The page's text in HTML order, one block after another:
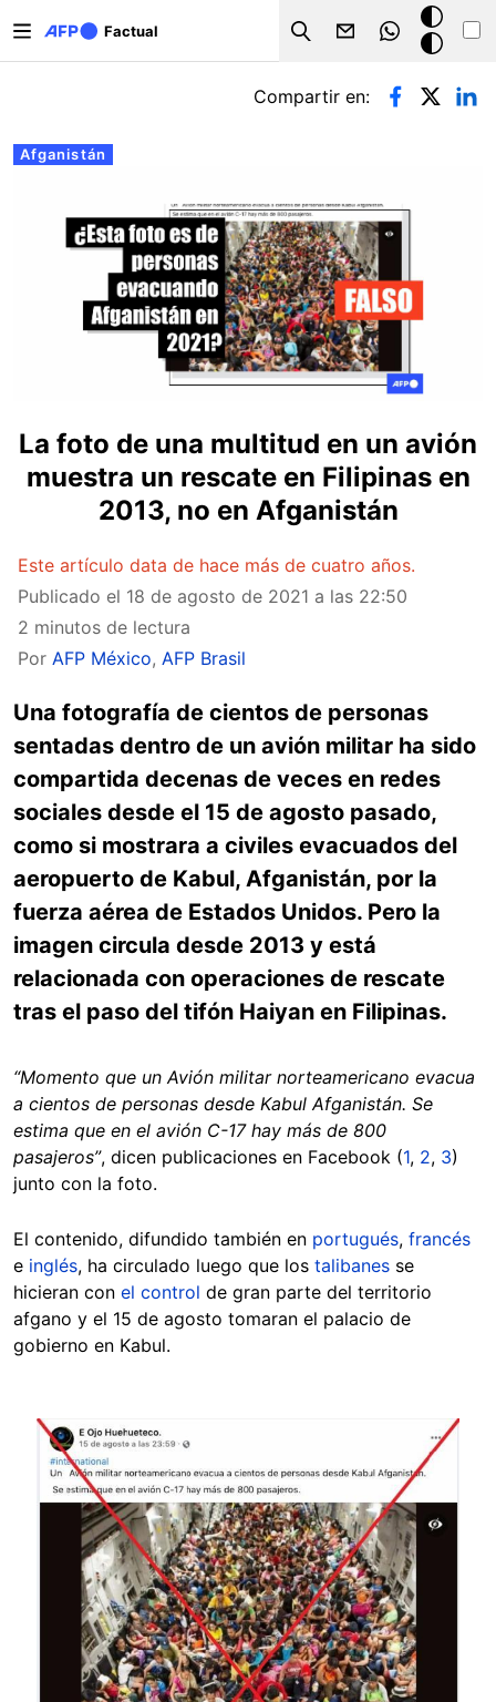
Factual
Search
Modo
oscuro
Solapas principales
Afganistán
Compartir en:
La foto de una multitud en un avión
muestra un rescate en Filipinas en
2013, no en Afganistán
Este artículo data de hace más de cuatro años.
Publicado el 18 de agosto de 2021 a las 22:50
2 minutos de lectura
Por AFP México, AFP Brasil
Una fotografía de cientos de personas
sentadas dentro de un avión militar ha sido
compartida decenas de veces en redes
sociales desde el 15 de agosto pasado,
como si mostrara a civiles evacuados del
aeropuerto de Kabul, Afganistán, por la
fuerza aérea de Estados Unidos. Pero la
imagen circula desde 2013 y está
relacionada con operaciones de rescate
tras el paso del tifón Haiyan en Filipinas.
“Momento que un Avión militar norteamericano evacua
a cientos de personas desde Kabul Afganistán. Se
estima que en el avión C-17 hay más de 800
pasajeros”, dicen publicaciones en Facebook (1, 2, 3)
junto con la foto.
El contenido, difundido también en portugués, francés
e inglés, ha circulado luego que los talibanes se
hicieran con el control de gran parte del territorio
afgano y el 15 de agosto tomaran el palacio de
gobierno en Kabul.
Image